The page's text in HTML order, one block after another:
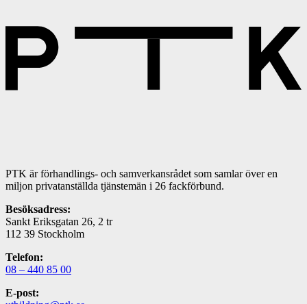
PTK är förhandlings- och samverkansrådet som samlar över en
miljon privatanställda tjänstemän i 26 fackförbund.
Besöksadress:
Sankt Eriksgatan 26, 2 tr
112 39 Stockholm
Telefon:
08 – 440 85 00
E-post: